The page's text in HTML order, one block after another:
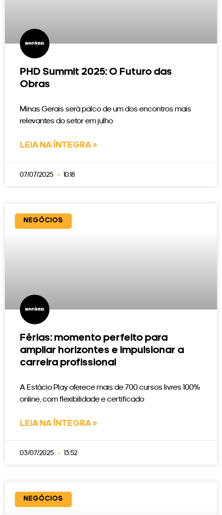
PHD Summit 2025: O Futuro das
Obras
Minas Gerais será palco de um dos encontros mais
relevantes do setor em julho
LEIA NA ÍNTEGRA »
07/07/2025 10:18
NEGÓCIOS
Férias: momento perfeito para
ampliar horizontes e impulsionar a
carreira profissional
A Estácio Play oferece mais de 700 cursos livres 100%
online, com flexibilidade e certificado
LEIA NA ÍNTEGRA »
03/07/2025 13:52
NEGÓCIOS